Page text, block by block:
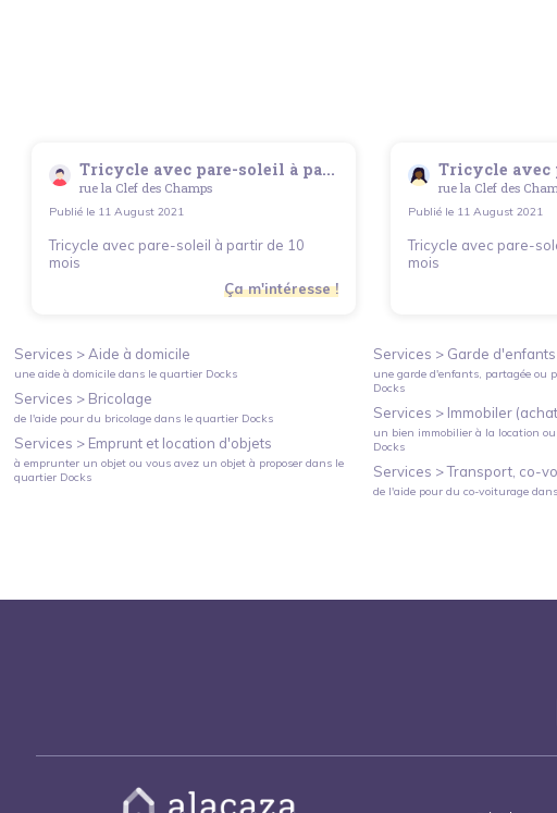
Tricycle avec pare-soleil à pa...
rue la Clef des Champs
Publié le 11 August 2021
Tricycle avec pare-soleil à partir de 10
mois
Ça m'intéresse !
Tricycle avec
rue la Clef des
Publié le 11 August 2021
Tricycle avec pare-
mois
Services > Aide à domicile
une aide à domicile dans le quartier Docks
Services > Bricolage
de l'aide pour du bricolage dans le quartier Docks
Services > Emprunt et location d'objets
à emprunter un objet ou vous avez un objet à proposer dans le
quartier Docks
Services > Garde d'enfants
une garde d'enfants, partagée ou
Docks
Services > Immobiler
un bien immobilier à la location
Docks
Services >Transport, co-
de l'aide pour du co-voiturage